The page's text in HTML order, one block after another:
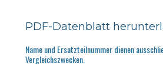
PDF-Datenblatt
Name und Ersatzteilnummer dienen
Vergleichszwecken.